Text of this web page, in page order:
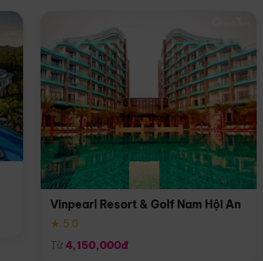
Vinpearl Resort & Golf Nam Hội An
★ 5.0
Từ4,150,000đ